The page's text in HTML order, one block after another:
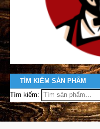
TÌM KIẾM SẢN PHẨM
Tìm kiếm: